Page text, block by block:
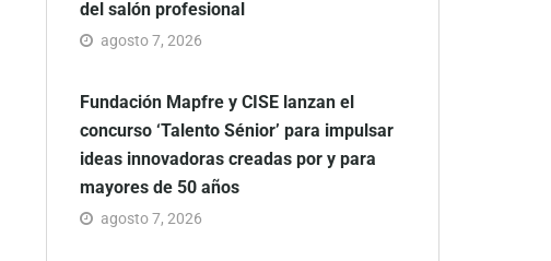
del salón profesional
agosto 7, 2026
Fundación Mapfre y CISE lanzan el
concurso ‘Talento Sénior’ para impulsar
ideas innovadoras creadas por y para
mayores de 50 años
agosto 7, 2026